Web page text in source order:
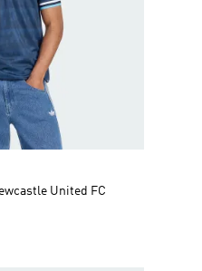
United FC